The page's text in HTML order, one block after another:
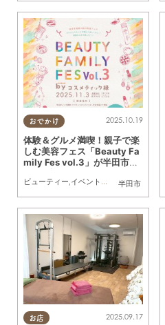
おでかけ
半田市
2025.10.19
体験＆グルメ満喫！親子で楽
しむ美容フェス「Beauty Fa
mily Fes vol.3」が半田市で1
ビューティー,イベント ,親子
お店 2025.09.17